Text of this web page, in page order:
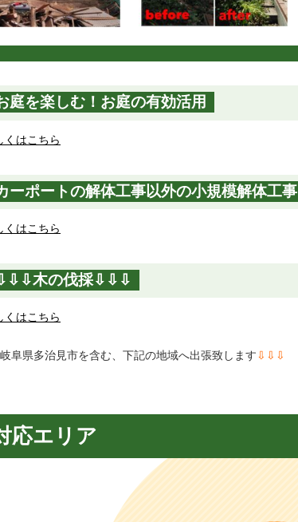
庭を楽しむ！お庭の有効活用
くはこちら
ーポートの解体工事以外の小規模解体工事
くはこちら
木の伐採⇩⇩⇩
くはこちら
岐阜県多治見市を含む、下記の地域へ出張致します⇩⇩⇩
応エリア